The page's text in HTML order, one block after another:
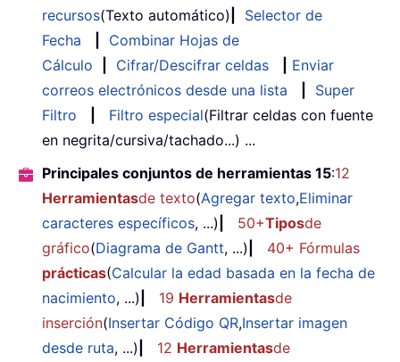
recursos(Texto automático)
Selector de
Fecha
Combinar Hojas de
Cálculo
Cifrar/Descifrar celdas
Enviar
correos electrónicos desde una lista
Super
Filtro
Filtro especial(Filtrar celdas con fuente
en negrita/cursiva/tachado...) ...
Principales conjuntos de herramientas 15:12
Herramientasde texto(Agregar texto,Eliminar
caracteres específicos, ...) 50+Tiposde
gráfico(Diagrama de Gantt, ...)
40+ Fórmulas
prácticas(Calcular la edad basada en la fecha de
nacimiento, ...) 19 Herramientasde
inserción(Insertar Código QR,Insertar imagen
desde ruta, ...) 12 Herramientasde